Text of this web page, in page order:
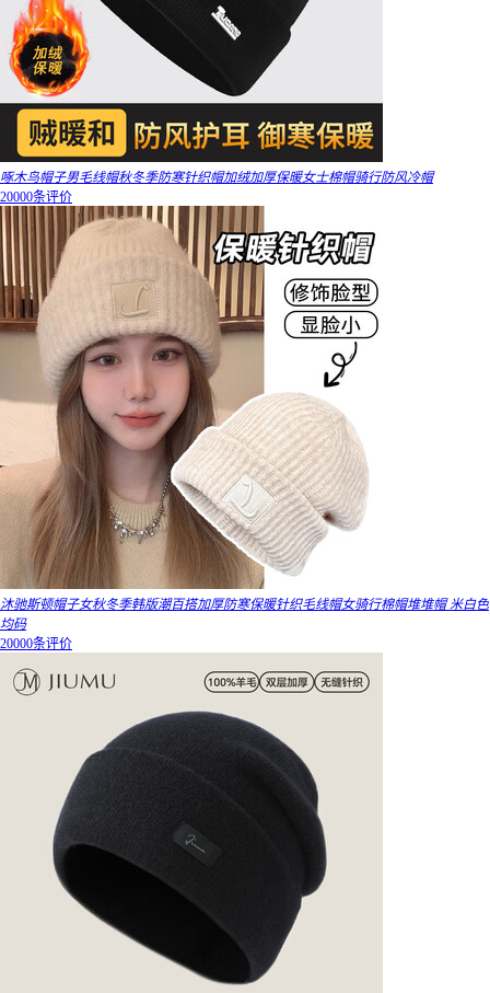
啄木鸟帽子男毛线帽秋冬季防寒针织帽加绒加厚保暖女士棉帽骑行防风冷帽
20000条评价
沐驰斯顿帽子女秋冬季韩版潮百搭加厚防寒保暖针织毛线帽女骑行棉帽堆堆帽 米白色
均码
20000条评价